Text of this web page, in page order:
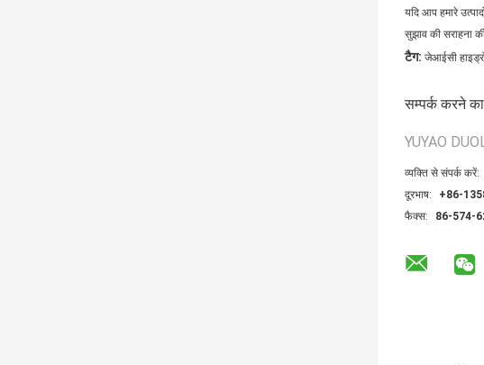
यदि आप हमारे
सुझाव की सराहना
टैग: जेआईसी
सम्पर्क करने
YUYAO
व्यक्ति से संपर्क करें:
दूरभाष:
+86-
फैक्स:
86-574-